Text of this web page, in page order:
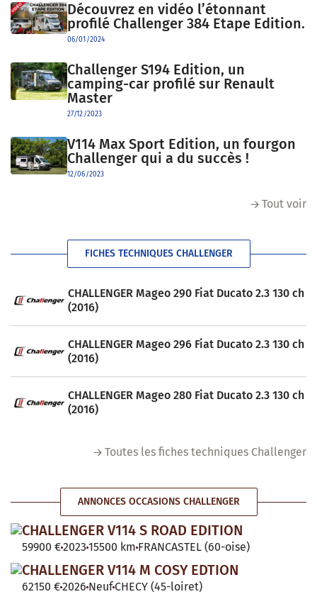
Découvrez en vidéo l’étonnant
profilé Challenger 384 Etape Edition.
06/01/2024
Challenger S194 Edition, un
camping-car profilé sur Renault
Master
27/12/2023
V114 Max Sport Edition, un fourgon
Challenger qui a du succès !
12/06/2023
Tout voir
FICHES TECHNIQUES CHALLENGER
CHALLENGER Mageo 290 Fiat Ducato 2.3 130 ch
(2016)
CHALLENGER Mageo 296 Fiat Ducato 2.3 130 ch
(2016)
CHALLENGER Mageo 280 Fiat Ducato 2.3 130 ch
(2016)
Toutes les fiches techniques Challenger
ANNONCES OCCASIONS CHALLENGER
CHALLENGER V114 S ROAD EDITION
59900 €2023 15500 km FRANCASTEL (60-oise)
CHALLENGER V114 M COSY EDTION
62150 €2026 Neuf CHECY (45-loiret)